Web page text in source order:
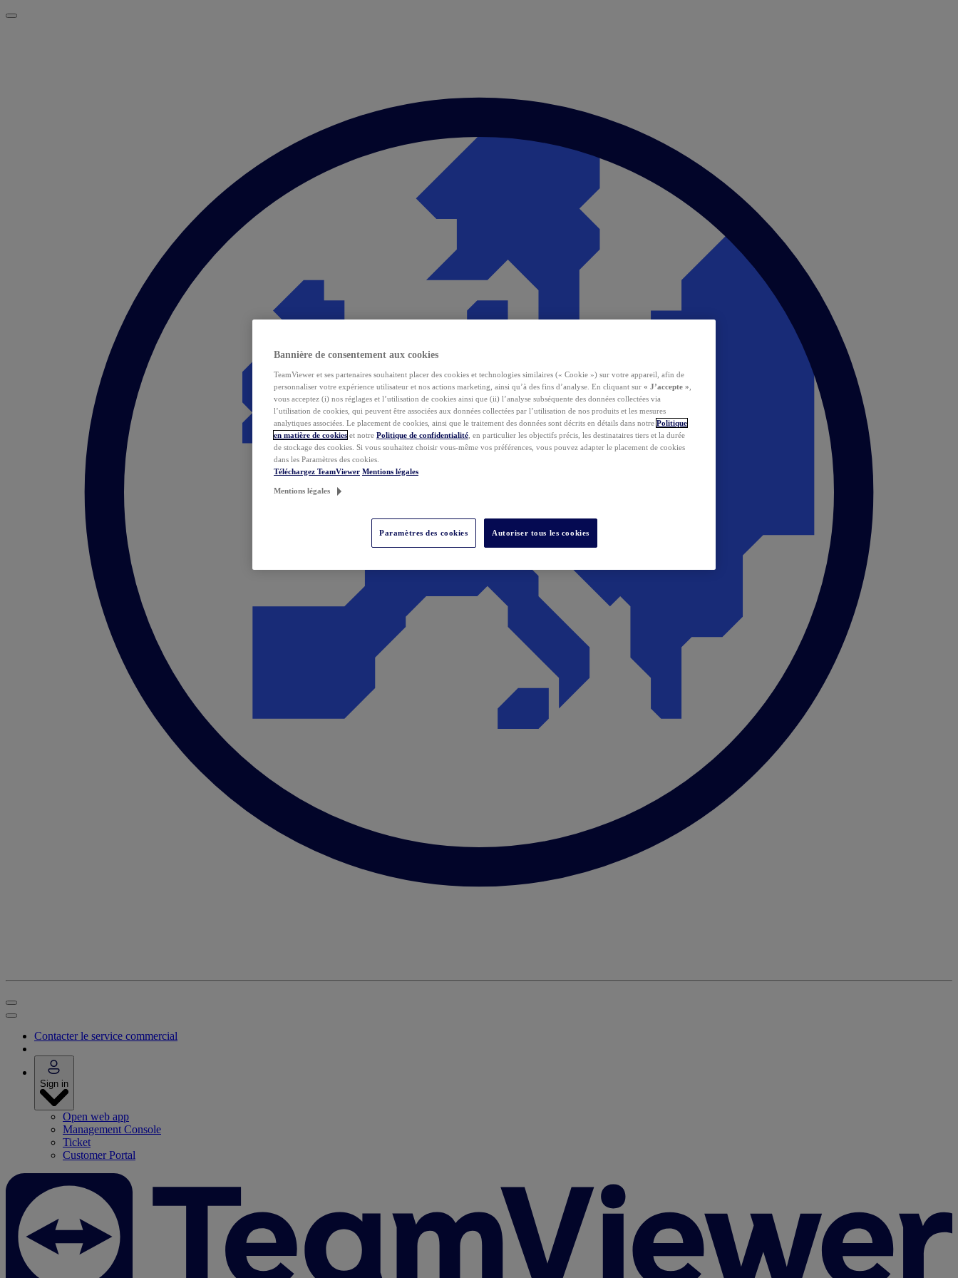
Contacter le service commercial
Sign in
Open web app
Management Console
Ticket
Customer Portal
Bannière de consentement aux cookies
TeamViewer et ses partenaires souhaitent placer des cookies et technologies similaires (« Cookie ») sur votre appareil, afin de
personnaliser votre expérience utilisateur et nos actions marketing, ainsi qu’à des fins d’analyse. En cliquant sur « J’accepte »
vous acceptez (i) nos réglages et l’utilisation de cookies ainsi que (ii) l’analyse subséquente des données collectées via
l’utilisation de cookies, qui peuvent être associées aux données collectées par l’utilisation de nos produits et les mesures
analytiques associées. Le placement de cookies, ainsi que le traitement des données sont décrits en détails dans notre Politique
en matière de cookies et notre Politique de confidentialité , en particulier les objectifs précis, les destinataires tiers et la durée
de stockage des cookies. Si vous souhaitez choisir vous-même vos préférences, vous pouvez adapter le placement de cookies
dans les Paramètres des cookies.
Téléchargez TeamViewer Mentions légales
Mentions légales
Paramètres des cookies Autoriser tous les cookies